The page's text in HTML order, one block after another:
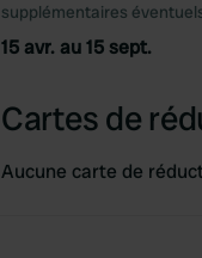
supplémentaires
15 avr. au 15 sept.
Cartes de
Aucune carte de